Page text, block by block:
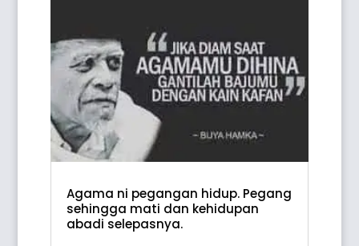
Agama ni pegangan hidup. Pegang
sehingga mati dan kehidupan
abadi selepasnya.